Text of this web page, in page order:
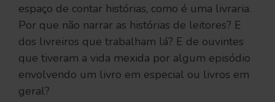
espaço de contar histórias, como é uma livraria.
Por que não narrar as histórias de leitores? E
dos livreiros que trabalham lá? E de ouvintes
que tiveram a vida mexida por algum episódio
envolvendo um livro em especial ou livros em
geral?